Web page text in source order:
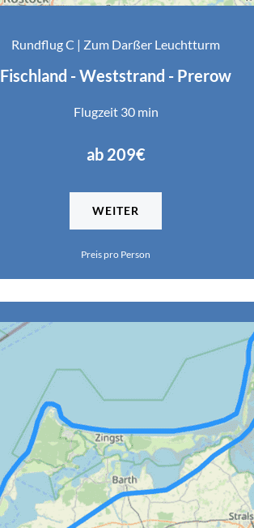
Rundflug C | Zum Darßer Leuchtturm
Fischland - Weststrand - Prerow
Flugzeit 30 min
ab 209€
WEITER
Preis pro Person